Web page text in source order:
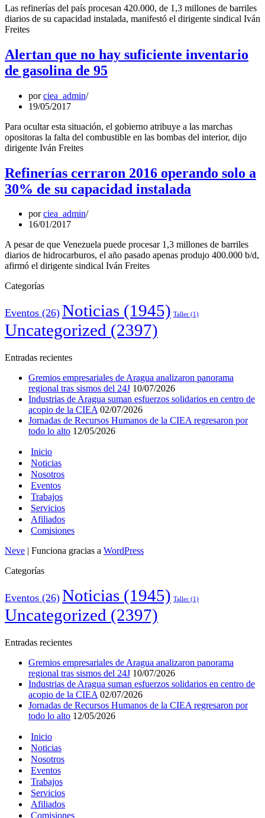
Las refinerías del país procesan 420.000, de 1,3 millones de barriles
diarios de su capacidad instalada, manifestó el dirigente sindical Iván
Freites
Alertan que no hay suficiente inventario
de gasolina de 95
porciea_admin
19/05/2017
Para ocultar esta situación, el gobierno atribuye a las marchas
opositoras la falta del combustible en las bombas del interior, dijo
dirigente Iván Freites
Refinerías cerraron 2016 operando solo a
30% de su capacidad instalada
porciea_admin
16/01/2017
A pesar de que Venezuela puede procesar 1,3 millones de barriles
diarios de hidrocarburos, el año pasado apenas produjo 400.000 b/d,
afirmó el dirigente sindical Iván Freites
Categorías
Eventos (26) Noticias (1945) Taller (1)
Uncategorized (2397)
Entradas recientes
Gremios empresariales de Aragua analizaron panorama
regional tras sismos del 24J 10/07/2026
Industrias de Aragua suman esfuerzos solidarios en centro de
acopio de la CIEA 02/07/2026
Jornadas de Recursos Humanos de la CIEA regresaron por
todo lo alto 12/05/2026
Inicio
Noticias
Nosotros
Eventos
Trabajos
Servicios
Afiliados
Comisiones
Neve | Funciona gracias a WordPress
Categorías
Eventos (26) Noticias (1945) Taller (1)
Uncategorized (2397)
Entradas recientes
Gremios empresariales de Aragua analizaron panorama
regional tras sismos del 24J 10/07/2026
Industrias de Aragua suman esfuerzos solidarios en centro de
acopio de la CIEA 02/07/2026
Jornadas de Recursos Humanos de la CIEA regresaron por
todo lo alto 12/05/2026
Inicio
Noticias
Nosotros
Eventos
Trabajos
Servicios
Afiliados
Comisiones